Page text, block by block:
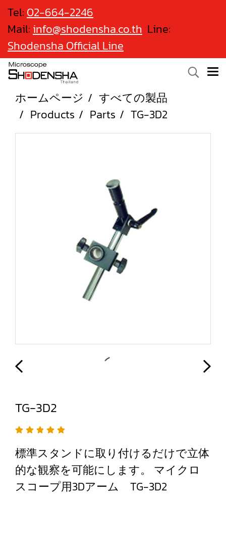
Tel: 02-664-2246
Mail: info@shodensha.co.th Line:
Shodensha Official Line
ホームページ
すべての製品
Products
Parts TG-3D2
TG-3D2
標準スタンドに取り付けるだけで立体
的な観察を可能にします。 マイクロ
スコープ用3Dアーム TG-3D2